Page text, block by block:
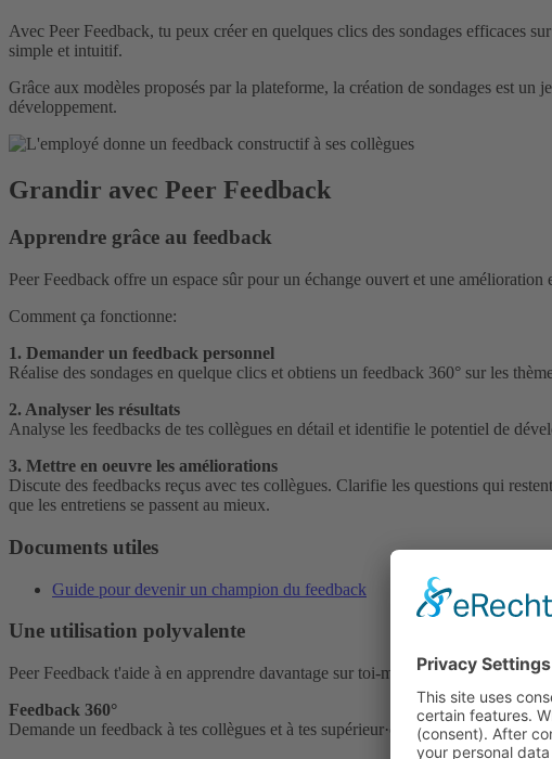
Avec Peer Feedback, tu peux créer en quelques clics des sondages efficaces
simple et intuitif.
Grâce aux modèles proposés par la plateforme, la création de sondages est
développement.
Grandir avec Peer Feedback
Apprendre grâce au feedback
Peer Feedback offre un espace sûr pour un échange ouvert et une amélioration
Comment ça fonctionne:
1. Demander un feedback personnel
Réalise des sondages en quelque clics et obtiens un feedback 360° sur les
2. Analyser les résultats
Analyse les feedbacks de tes collègues en détail et identifie le potentiel de
3. Mettre en oeuvre les améliorations
Discute des feedbacks reçus avec tes collègues. Clarifie les questions qui
que les entretiens se passent au mieux.
Documents utiles
Guide pour devenir un champion du feedback
Une utilisation polyvalente
Peer Feedback t'aide à en apprendre davantage sur toi-même et sur les autres.
Feedback 360°
Demande un feedback à tes collègues et à tes supérieur·es sur les sujets qui